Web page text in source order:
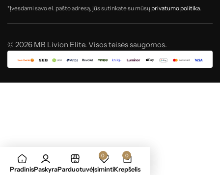
*Įvesdami savo el. pašto adresą, jūs sutinkate su mūsų privatumo politika.
© 2026 MB Livion Elite. Visos teisės saugomos.
PradinisPaskyraParduotuvė
0
Įsiminti
0
Krepšelis